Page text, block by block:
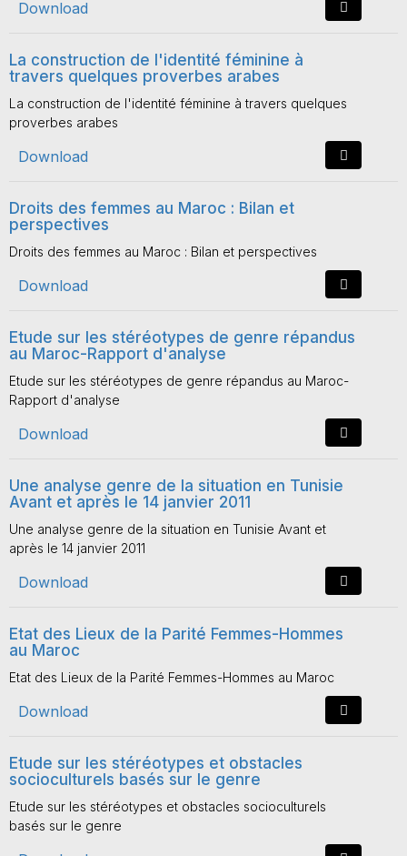
Download
La construction de l'identité féminine à
travers quelques proverbes arabes
La construction de l'identité féminine à travers quelques
proverbes arabes
Download
Droits des femmes au Maroc : Bilan et
perspectives
Droits des femmes au Maroc : Bilan et perspectives
Download
Etude sur les stéréotypes de genre répandus
au Maroc-Rapport d'analyse
Etude sur les stéréotypes de genre répandus au Maroc-
Rapport d'analyse
Download
Une analyse genre de la situation en Tunisie
Avant et après le 14 janvier 2011
Une analyse genre de la situation en Tunisie Avant et
après le 14 janvier 2011
Download
Etat des Lieux de la Parité Femmes-Hommes
au Maroc
Etat des Lieux de la Parité Femmes-Hommes au Maroc
Download
Etude sur les stéréotypes et obstacles
socioculturels basés sur le genre
Etude sur les stéréotypes et obstacles socioculturels
basés sur le genre